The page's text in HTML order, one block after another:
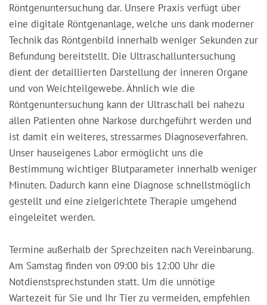
Röntgenuntersuchung dar. Unsere Praxis verfügt über
eine digitale Röntgenanlage, welche uns dank moderner
Technik das Röntgenbild innerhalb weniger Sekunden zur
Befundung bereitstellt. Die Ultraschalluntersuchung
dient der detaillierten Darstellung der inneren Organe
und von Weichteilgewebe. Ähnlich wie die
Röntgenuntersuchung kann der Ultraschall bei nahezu
allen Patienten ohne Narkose durchgeführt werden und
ist damit ein weiteres, stressarmes Diagnoseverfahren.
Unser hauseigenes Labor ermöglicht uns die
Bestimmung wichtiger Blutparameter innerhalb weniger
Minuten. Dadurch kann eine Diagnose schnellstmöglich
gestellt und eine zielgerichtete Therapie umgehend
eingeleitet werden.
Termine außerhalb der Sprechzeiten nach Vereinbarung.
Am Samstag finden von 09:00 bis 12:00 Uhr die
Notdienstsprechstunden statt. Um die unnötige
Wartezeit für Sie und Ihr Tier zu vermeiden, empfehlen